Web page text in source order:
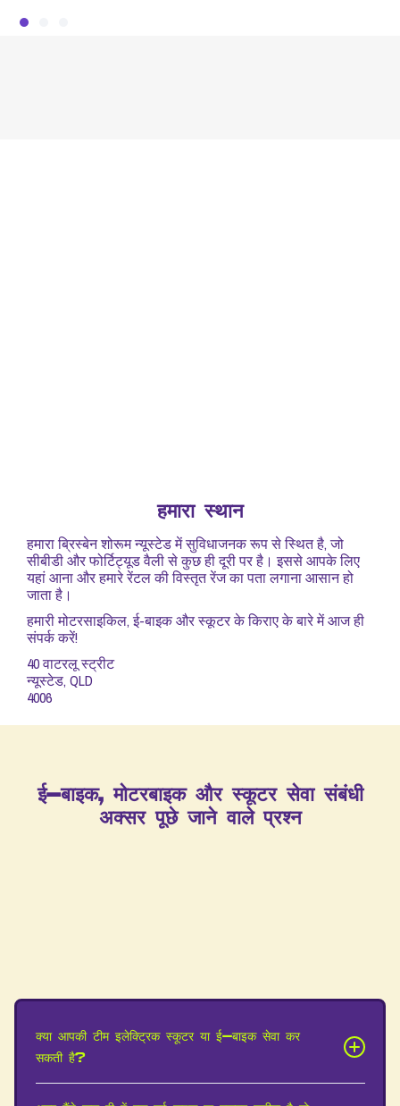
हमारा स्थान
हमारा ब्रिस्बेन शोरूम न्यूस्टेड में सुविधाजनक रूप से स्थित है, जो
सीबीडी और फोर्टिट्यूड वैली से कुछ ही दूरी पर है। इससे आपके लिए
यहां आना और हमारे रेंटल की विस्तृत रेंज का पता लगाना आसान हो
जाता है।
हमारी मोटरसाइकिल, ई-बाइक और स्कूटर के किराए के बारे में आज ही
संपर्क करें!
40 वाटरलू स्ट्रीट
न्यूस्टेड, QLD
4006
ई-बाइक, मोटरबाइक और स्कूटर सेवा संबंधी
अक्सर पूछे जाने वाले प्रश्न
क्या आपकी टीम इलेक्ट्रिक स्कूटर या ई-बाइक सेवा कर
सकती है?